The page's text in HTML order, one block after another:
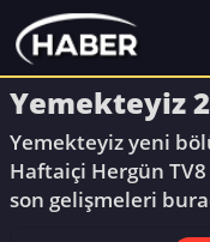
Yemekteyiz
Yemekteyiz yeni
Haftaiçi Hergün
son gelişmeleri